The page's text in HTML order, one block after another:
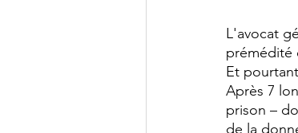
L'avocat
prémédité
Et
Après 7
prison –
de la